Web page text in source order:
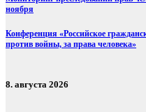
ноября
Конференция «Российское
против войны, за права человека»
8. августа 2026